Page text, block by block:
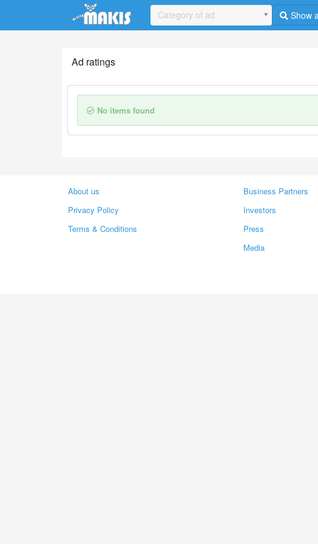
Update cookies preferences
Category of ad Show
Ad ratings
No items found
About us
Privacy Policy
Terms & Conditions
Business Partners
Investors
Press
Media